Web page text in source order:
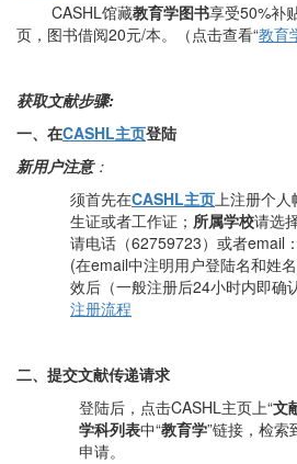
CASHL馆藏教育学图书享受50%补
页，图书借阅20元/本。（点击查看“教育
获取文献步骤:
一、在CASHL主页登陆
新用户注意：
须首先在CASHL主页上注册个人
生证或者工作证； 所属学校请选
请电话（62759723）或者email
(在email中注明用户登陆名和姓
效后（一般注册后24小时内即确
注册流程
二、提交文献传递请求
登陆后，点击CASHL主页上“文
学科列表中“教育学”链接，检索
申请。